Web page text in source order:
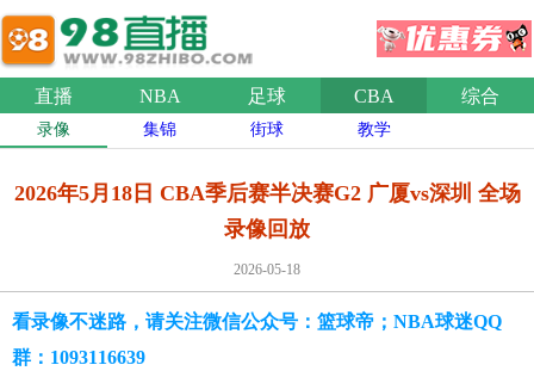
直播 NBA 足球 CBA 综合
录像 集锦 街球 教学
2026年5月18日 CBA季后赛半决赛G2 广厦vs深圳 全场
录像回放
2026-05-18
看录像不迷路，请关注微信公众号：篮球帝；NBA球迷QQ
群：1093116639